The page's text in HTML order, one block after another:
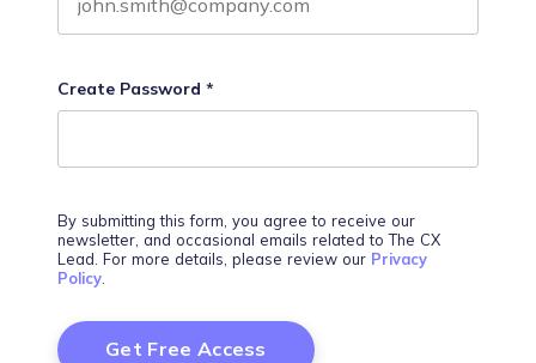
Create Password *
By submitting this form, you agree to receive our
newsletter, and occasional emails related to The CX
Lead. For more details, please review our Privacy
Policy.